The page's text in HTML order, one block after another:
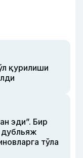
қурилиши
эди”. Бир
дубльяж
тўла